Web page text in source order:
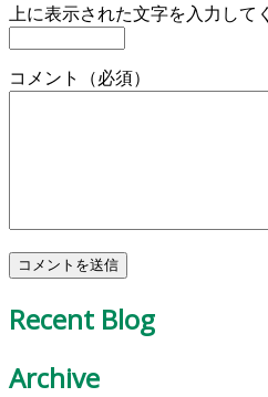
上に表示された文字を入力して
コメント（必須）
Recent Blog
Archive